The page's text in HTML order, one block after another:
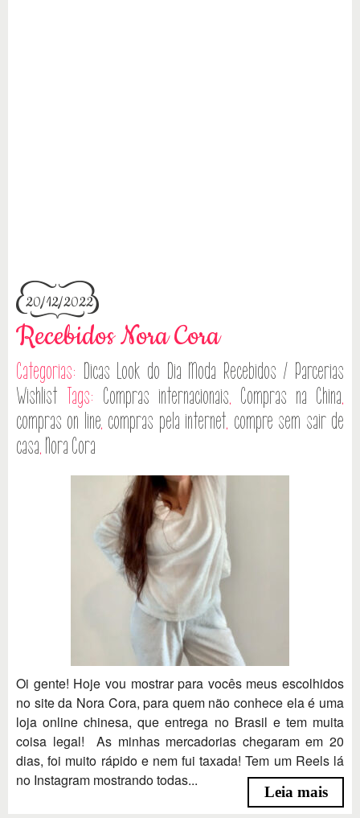
20/12/2022
Recebidos Nora Cora
Categorias: Dicas Look do Dia Moda Recebidos / Parcerias
Wishlist Tags: Compras internacionais, Compras na China,
compras on line, compras pela internet, compre sem sair de
casa, Nora Cora
Oi gente! Hoje vou mostrar para vocês meus escolhidos
no site da Nora Cora, para quem não conhece ela é uma
loja online chinesa, que entrega no Brasil e tem muita
coisa legal! As minhas mercadorias chegaram em 20
dias, foi muito rápido e nem fui taxada! Tem um Reels lá
no Instagram mostrando todas...
Leia mais